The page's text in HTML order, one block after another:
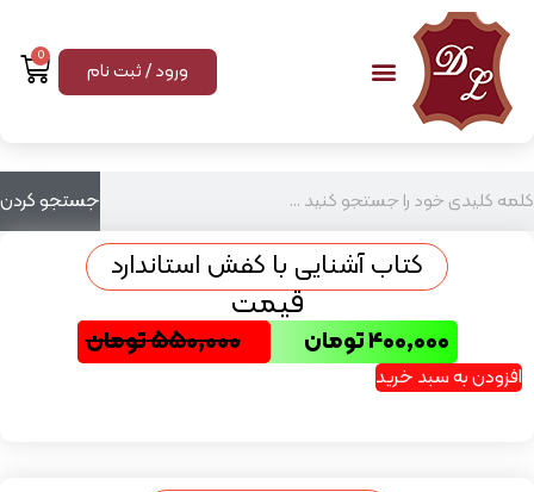
ورود / ثبت نام
0
جستجو کردن
کتاب آشنایی با کفش استاندارد
قیمت
۵۵۰,۰۰۰تومان ۴۰۰,۰۰۰تومان
افزودن به سبد خرید